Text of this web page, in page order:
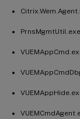
PrnsMgmtUtil.exe